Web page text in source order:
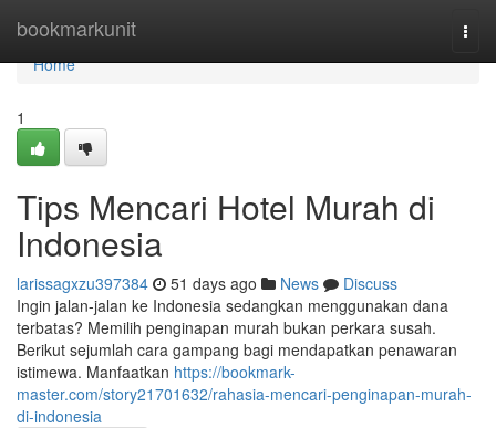
bookmarkunit
Home
Home
1
Tips Mencari Hotel Murah di
Indonesia
larissagxzu397384 51 days ago News
Discuss
Ingin jalan-jalan ke Indonesia sedangkan menggunakan dana
terbatas? Memilih penginapan murah bukan perkara susah.
Berikut sejumlah cara gampang bagi mendapatkan penawaran
istimewa. Manfaatkan https://bookmark-
master.com/story21701632/rahasia-mencari-penginapan-murah-
di-indonesia